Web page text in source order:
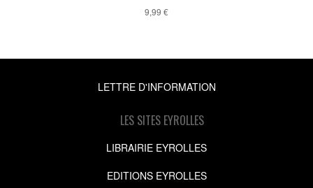
9,99 €
LETTRE D'INFORMATION
LES SITES EYROLLES
LIBRAIRIE EYROLLES
EDITIONS EYROLLES